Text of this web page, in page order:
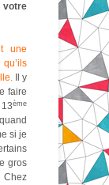
une
Il y
faire
ème
si je
gros
Chez